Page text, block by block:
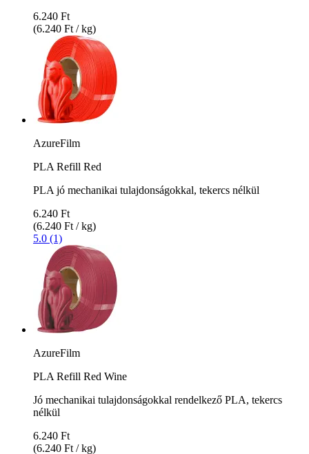
6.240 Ft
(6.240 Ft / kg)
AzureFilm
PLA Refill Red
PLA jó mechanikai tulajdonságokkal, tekercs nélkül
6.240 Ft
(6.240 Ft / kg)
5.0 (1)
AzureFilm
PLA Refill Red Wine
Jó mechanikai tulajdonságokkal rendelkező PLA, tekercs
nélkül
6.240 Ft
(6.240 Ft / kg)